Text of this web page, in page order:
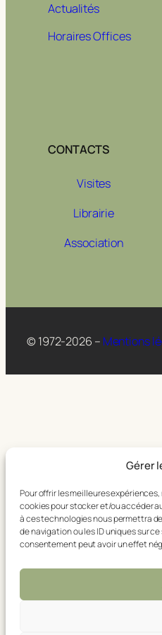
Gérer
Pour offrir les meilleures
cookies pour stocker et/ou accéder
à ces technologies nous permettra
de navigation ou les ID uniques sur
consentement peut avoir un effet
Actualités
Horaires Offices
CONTACTS
Visites
Librairie
Association
© 1972-2026 – Mentions